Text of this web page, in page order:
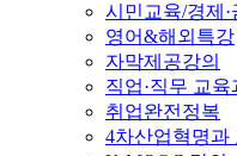
시민교육/경제·
영어&해외특강
자막제공강의
직업·직무 교육
취업완전정복
4차산업혁명과